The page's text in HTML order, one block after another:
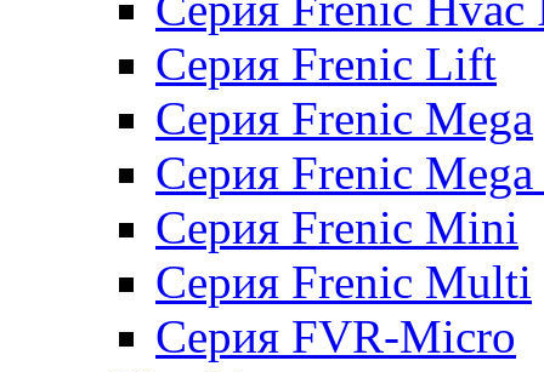
Серия Frenic Lift
Серия Frenic Mega
Серия Frenic Mega
Серия Frenic Mini
Серия Frenic Multi
Серия FVR-Micro